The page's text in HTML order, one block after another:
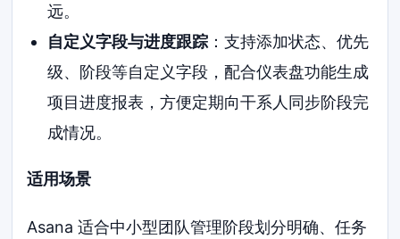
远。
自定义字段与进度跟踪：支持添加状态、优先
级、阶段等自定义字段，配合仪表盘功能生成
项目进度报表，方便定期向干系人同步阶段完
成情况。
适用场景
Asana 适合中小型团队管理阶段划分明确、任务